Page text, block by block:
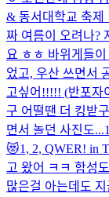
& 동서대학교 축제
짜 여름이 오려나?
요 ㅎㅎ 바위게들
었고, 우산 쓰면서
고싶어!!!!! (반포자
구 어떨땐 더 킹받
면서 놀던 사진도...
😻1, 2, QWER! in
고 왔어 ㅋㅋ 함성
많은걸 아는데도